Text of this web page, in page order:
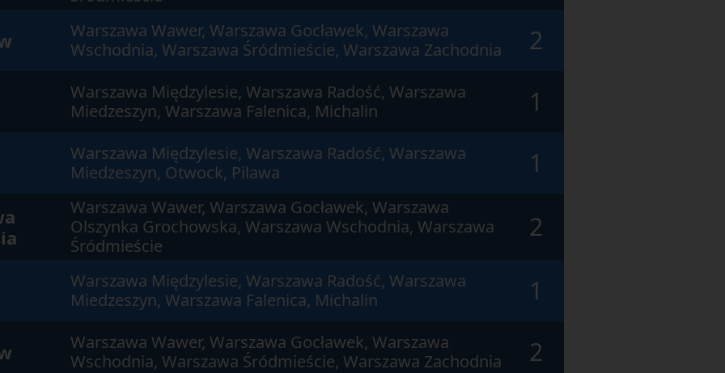
Warszawa Wawer, Warszawa Gocławek, Warszawa
Wschodnia, Warszawa Śródmieście, Warszawa Zachodnia
2
Warszawa Międzylesie, Warszawa Radość, Warszawa
Miedzeszyn, Warszawa Falenica, Michalin
1
Warszawa Międzylesie, Warszawa Radość, Warszawa
Miedzeszyn, Otwock, Pilawa
1
Warszawa Wawer, Warszawa Gocławek, Warszawa
Olszynka Grochowska, Warszawa Wschodnia, Warszawa
Śródmieście
2
Warszawa Międzylesie, Warszawa Radość, Warszawa
Miedzeszyn, Warszawa Falenica, Michalin
1
Warszawa Wawer, Warszawa Gocławek, Warszawa
Wschodnia, Warszawa Śródmieście, Warszawa Zachodnia
2